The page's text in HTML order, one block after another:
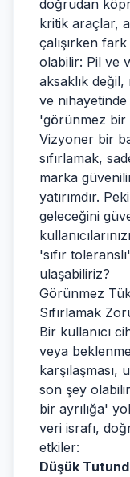
doğrudan
kritik araçlar,
çalışırken
olabilir: Pil ve
aksaklık
ve nihayetinde
'görünmez bir
Vizyoner bir
sıfırlamak,
marka
yatırımdır.
geleceğini
'sıfır
ulaşabiliriz?
Görünmez
Sıfırlamak
Bir kullanıcı
veya
karşılaşması,
son şey
bir ayrılığa'
veri israfı,
etkiler:
Düşük